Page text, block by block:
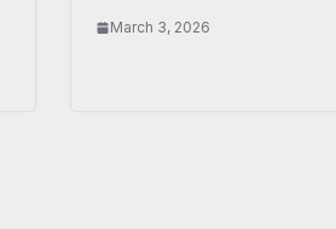
March 3, 2026